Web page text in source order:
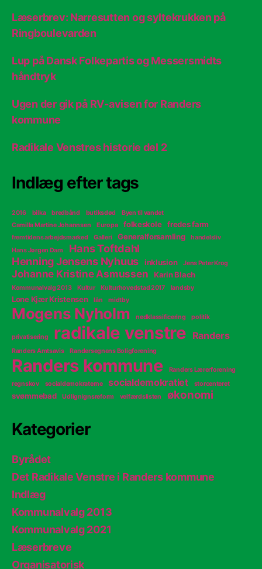
Læserbrev: Narresutten og syltekrukken på
Ringboulevarden
Lup på Dansk Folkepartis og Messersmidts
håndtryk
Ugen der gik på RV-avisen for Randers
kommune
Radikale Venstres historie del 2
Indlæg efter tags
2016 bilka bredbånd butiksdød
Byen til vandet
Camilla Martine Johannsen
Europa folkeskole fredes farm
fremtidens arbejdsmarked Galleri Generalforsamling
handelsliv
Hans Jørgen Dam
Hans Toftdahl
Henning Jensens Nyhuus
inklusion Jens Peter Krog
Johanne Kristine Asmussen Karin Blach
Kommunalvalg 2013 Kultur Kulturhovedstad 2017 landsby
Lone Kjær Kristensen lån midtby
Mogens Nyholm nedklassificering politik
privatisering radikale venstre Randers
Randers Amtsavis Randersegnens Boligforening
Randers kommune
Randers Lærerforening
regnskov
socialdemokraterne socialdemokratiet storcenteret
svømmebad Udlignignsreform velfærdslisten økonomi
Kategorier
Byrådet
Det Radikale Venstre i Randers kommune
Indlæg
Kommunalvalg 2013
Kommunalvalg 2021
Læserbreve
Organisatorisk